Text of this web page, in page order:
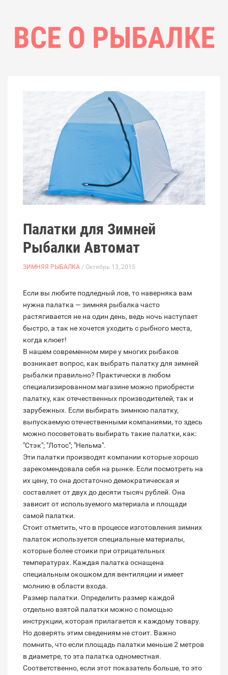
ВСЕ О РЫБАЛКЕ
Палатки для Зимней
Рыбалки Автомат
ЗИМНЯЯ РЫБАЛКА / Октябрь 13, 2015
Если вы любите подледный лов, то наверняка вам
нужна палатка — зимняя рыбалка часто
растягивается не на один день, ведь ночь наступает
быстро, а так не хочется уходить с рыбного места,
когда клюет!
В нашем современном мире у многих рыбаков
возникает вопрос, как выбрать палатку для зимней
рыбалки правильно? Практически в любом
специализированном магазине можно приобрести
палатку, как отечественных производителей, так и
зарубежных. Если выбирать зимнюю палатку,
выпускаемую отечественными компаниями, то здесь
можно посоветовать выбирать такие палатки, как:
"Стэк"; "Лотос"; "Нельма".
Эти палатки производят компании которые хорошо
зарекомендовала себя на рынке. Если посмотреть на
их цену, то она достаточно демократическая и
составляет от двух до десяти тысяч рублей. Она
зависит от используемого материала и площади
самой палатки.
Стоит отметить, что в процессе изготовления зимних
палаток используется специальные материалы,
которые более стоики при отрицательных
температурах. Каждая палатка оснащена
специальным окошком для вентиляции и имеет
молнию в области входа.
Размер палатки. Определить размер каждой
отдельно взятой палатки можно с помощью
инструкции, которая прилагается к каждому товару.
Но доверять этим сведениям не стоит. Важно
помнить, что если площадь палатки меньше 2 метров
в диаметре, то эта палатка одноместная.
Соответственно, если этот показатель больше, то это